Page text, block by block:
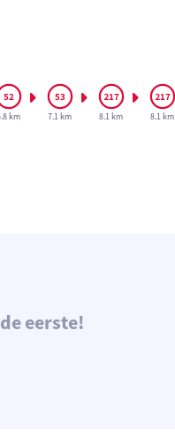
km 7.1 km 8.1 km 8.1 km
eerste!